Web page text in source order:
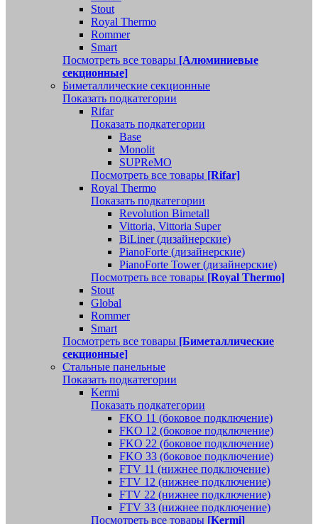
Stout
Royal Thermo
Rommer
Smart
Посмотреть все товары [Алюминиевые
секционные]
Биметаллические секционные
Показать подкатегории
Rifar
Показать подкатегории
Base
Monolit
SUPReMO
Посмотреть все товары [Rifar]
Royal Thermo
Показать подкатегории
Revolution Bimetall
Vittoria, Vittoria Super
BiLiner (дизайнерские)
PianoForte (дизайнерские)
PianoForte Tower (дизайнерские)
Посмотреть все товары [Royal Thermo]
Stout
Global
Rommer
Smart
Посмотреть все товары [Биметаллические
секционные]
Стальные панельные
Показать подкатегории
Kermi
Показать подкатегории
FKO 11 (боковое подключение)
FKO 12 (боковое подключение)
FKO 22 (боковое подключение)
FKO 33 (боковое подключение)
FTV 11 (нижнее подключение)
FTV 12 (нижнее подключение)
FTV 22 (нижнее подключение)
FTV 33 (нижнее подключение)
Посмотреть все товары [Kermi]